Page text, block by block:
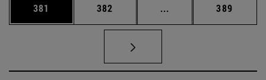
Página
381 Página
382 ... Páginas intermedias
Página
389